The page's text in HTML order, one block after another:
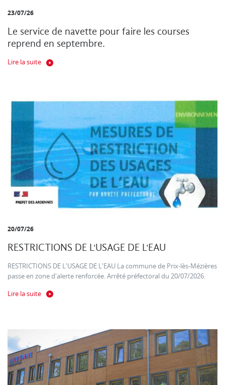
23/07/26
Le service de navette pour faire les courses
reprend en septembre.
Lire la suite
20/07/26
RESTRICTIONS DE L'USAGE DE L'EAU
RESTRICTIONS DE L'USAGE DE L'EAU La commune de Prix-lès-Mézières
passe en zone d'alerte renforcée. Arrêté préfectoral du 20/07/2026.
Lire la suite